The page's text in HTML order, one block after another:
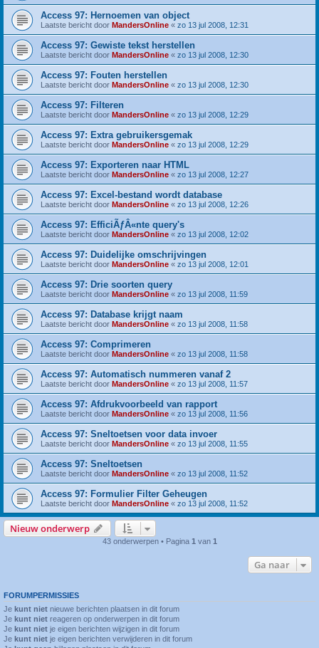
Access 97: Hernoemen van object
Laatste bericht door MandersOnline « zo 13 jul 2008, 12:31
Access 97: Gewiste tekst herstellen
Laatste bericht door MandersOnline « zo 13 jul 2008, 12:30
Access 97: Fouten herstellen
Laatste bericht door MandersOnline « zo 13 jul 2008, 12:30
Access 97: Filteren
Laatste bericht door MandersOnline « zo 13 jul 2008, 12:29
Access 97: Extra gebruikersgemak
Laatste bericht door MandersOnline « zo 13 jul 2008, 12:29
Access 97: Exporteren naar HTML
Laatste bericht door MandersOnline « zo 13 jul 2008, 12:27
Access 97: Excel-bestand wordt database
Laatste bericht door MandersOnline « zo 13 jul 2008, 12:26
Access 97: EfficiÃƒÂ«nte query's
Laatste bericht door MandersOnline « zo 13 jul 2008, 12:02
Access 97: Duidelijke omschrijvingen
Laatste bericht door MandersOnline « zo 13 jul 2008, 12:01
Access 97: Drie soorten query
Laatste bericht door MandersOnline « zo 13 jul 2008, 11:59
Access 97: Database krijgt naam
Laatste bericht door MandersOnline « zo 13 jul 2008, 11:58
Access 97: Comprimeren
Laatste bericht door MandersOnline « zo 13 jul 2008, 11:58
Access 97: Automatisch nummeren vanaf 2
Laatste bericht door MandersOnline « zo 13 jul 2008, 11:57
Access 97: Afdrukvoorbeeld van rapport
Laatste bericht door MandersOnline « zo 13 jul 2008, 11:56
Access 97: Sneltoetsen voor data invoer
Laatste bericht door MandersOnline « zo 13 jul 2008, 11:55
Access 97: Sneltoetsen
Laatste bericht door MandersOnline « zo 13 jul 2008, 11:52
Access 97: Formulier Filter Geheugen
Laatste bericht door MandersOnline « zo 13 jul 2008, 11:52
Nieuw onderwerp
43 onderwerpen • Pagina 1 van 1
Ga naar
FORUMPERMISSIES
Je kunt niet nieuwe berichten plaatsen in dit forum
Je kunt niet reageren op onderwerpen in dit forum
Je kunt niet je eigen berichten wijzigen in dit forum
Je kunt niet je eigen berichten verwijderen in dit forum